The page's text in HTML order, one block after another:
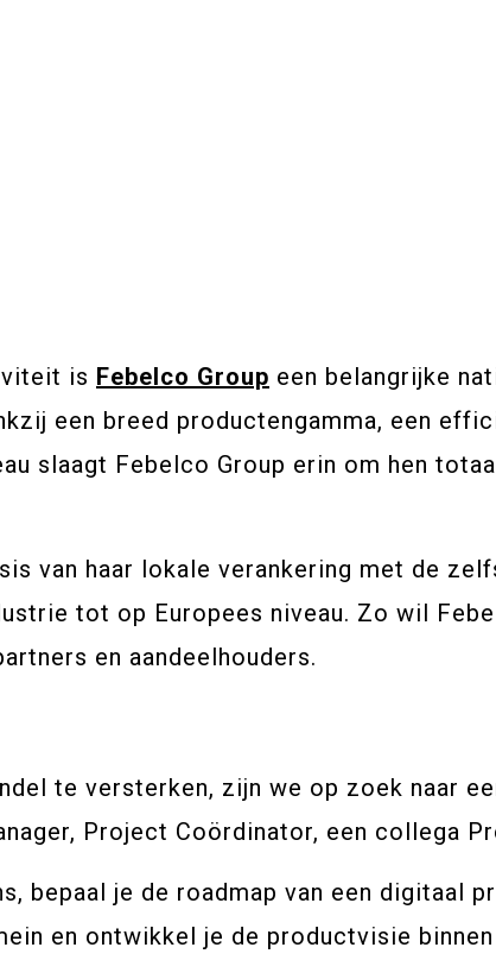
is Febelco Group een belangrijke
een breed productengamma, een
slaagt Febelco Group erin om hen
van haar lokale verankering met de
tot op Europees niveau. Zo wil
en aandeelhouders.
te versterken, zijn we op zoek naar
Project Coördinator, een collega
bepaal je de roadmap van een digitaal
en ontwikkel je de productvisie